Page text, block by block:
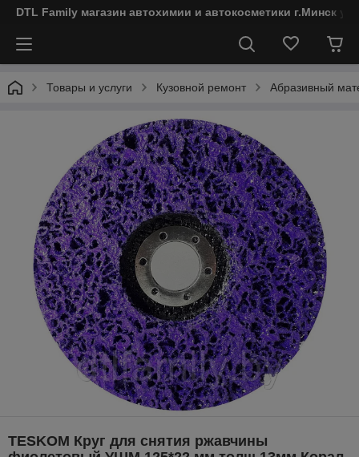
DTL Family магазин автохимии и автокосметики г.Минск
Товары и услуги Кузовной ремонт Абразивный
TESKOM Круг для снятия ржавчины